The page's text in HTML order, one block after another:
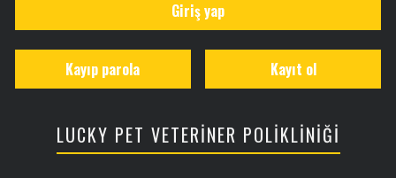
Giriş yap
Kayıt ol
Kayıp parola
LUCKY PET VETERİNER POLİKLİNİĞİ